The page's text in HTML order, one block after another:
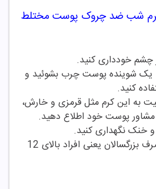
شب ضد چروک پوست مختلط
چشم خودداری کنید.
یک شوینده پوست چرب بشوئید و
کنید.
به این کرم مثل قرمزی و خارش،
پوست خود اطلاع دهید.
خنک نگهداری کنید.
✅ این محصول برای مصرف بزرگسالان یعنی افراد بالای 12